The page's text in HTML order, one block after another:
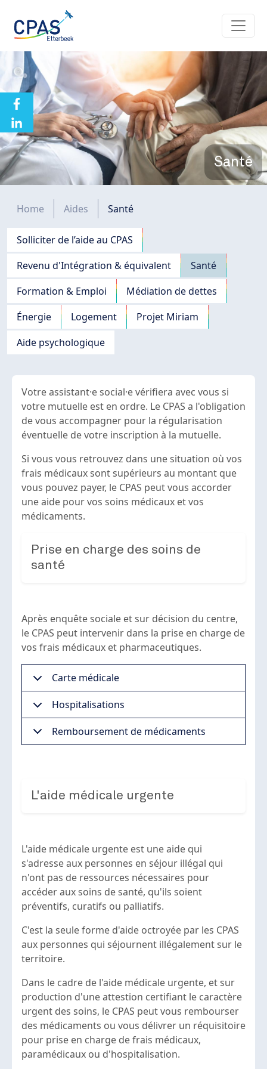
Santé
Fil d'Ariane
Home Aides Santé
Navigation principale
Solliciter de l’aide au CPAS
Revenu d'Intégration & équivalent
Santé
Formation & Emploi
Médiation de dettes
Énergie
Logement
Projet Miriam
Aide psychologique
Votre assistant·e social·e vérifiera avec vous si
votre mutuelle est en ordre. Le CPAS a l'obligation
de vous accompagner pour la régularisation
éventuelle de votre inscription à la mutuelle.
Si vous vous retrouvez dans une situation où vos
frais médicaux sont supérieurs au montant que
vous pouvez payer, le CPAS peut vous accorder
une aide pour vos soins médicaux et vos
médicaments.
Prise en charge des soins de
santé
Après enquête sociale et sur décision du centre,
le CPAS peut intervenir dans la prise en charge de
vos frais médicaux et pharmaceutiques.
Carte médicale
Hospitalisations
Remboursement de médicaments
L'aide médicale urgente
L'aide médicale urgente est une aide qui
s'adresse aux personnes en séjour illégal qui
n'ont pas de ressources nécessaires pour
accéder aux soins de santé, qu'ils soient
préventifs, curatifs ou palliatifs.
C'est la seule forme d'aide octroyée par les CPAS
aux personnes qui séjournent illégalement sur le
territoire.
Dans le cadre de l'aide médicale urgente, et sur
production d'une attestion certifiant le caractère
urgent des soins, le CPAS peut vous rembourser
des médicaments ou vous délivrer un réquisitoire
pour prise en charge de frais médicaux,
paramédicaux ou d'hospitalisation.